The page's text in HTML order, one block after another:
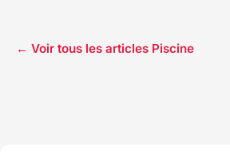
← Voir tous les articles Piscine